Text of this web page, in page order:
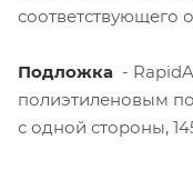
соответствующего
Подложка -
полиэтиленовым
с одной стороны,